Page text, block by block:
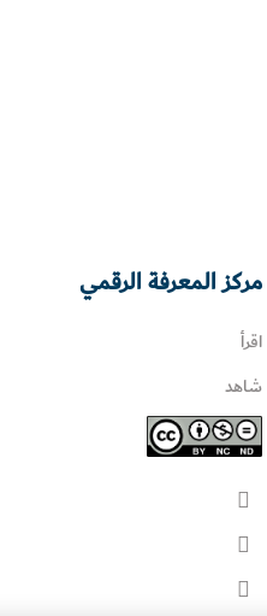
مركز المعرفة الرقمي
اقرأ
شاهد